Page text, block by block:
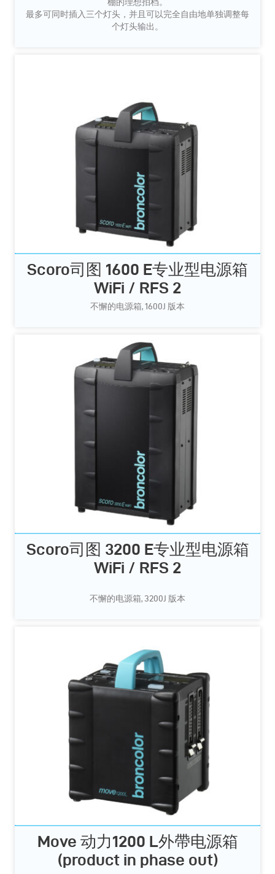
棚的理想拍档。
最多可同时插入三个灯头，并且可以完全自由地单独调整每
个灯头输出。
Scoro司图 1600 E专业型电源箱
WiFi / RFS 2
不懈的电源箱, 1600J 版本
Scoro司图 3200 E专业型电源箱
WiFi / RFS 2
不懈的电源箱, 3200J 版本
Move 动力1200 L外帶电源箱
(product in phase out)